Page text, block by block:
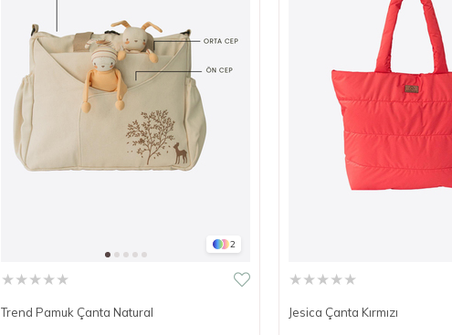
2
★★★★★
Trend Pamuk Çanta Natural
★★★★★
Jesica Çanta Kırmızı